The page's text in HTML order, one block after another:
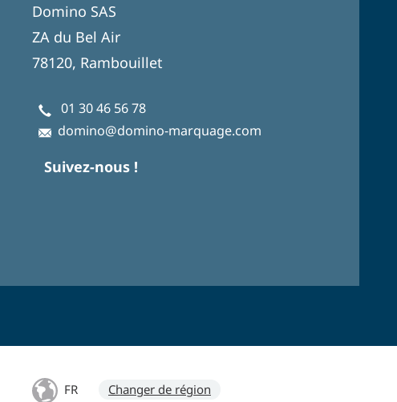
Domino SAS
ZA du Bel Air
78120, Rambouillet
01 30 46 56 78
domino@domino-marquage.com
Suivez-nous !
FR Changer de région